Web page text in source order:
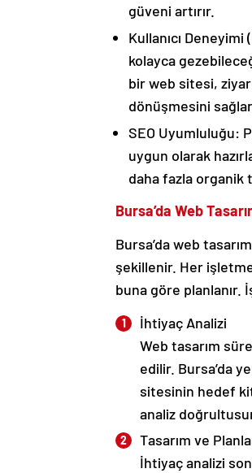
güveni artırır.
Kullanıcı Deneyimi
kolayca
bir web sitesi,
dönüşmesini
SEO Uyumluluğu:
uygun olarak
daha fazla organik
Bursa’da Web
Bursa’da web
şekillenir. Her
buna göre planlanır.
İhtiyaç Analizi
Web tasarım
edilir. Bursa’da
sitesinin hedef
analiz
Tasarım ve
İhtiyaç analizi